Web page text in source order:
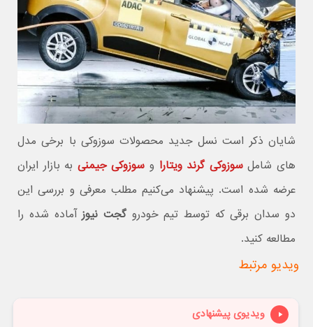
شایان ذکر است نسل جدید محصولات سوزوکی با برخی مدل
های شاملسوزوکی گرند ویتارا و سوزوکی جیمنی به بازار ایران
عرضه شده است. پیشنهاد می‌کنیم مطلب معرفی و بررسی این
دو سدان برقی که توسط تیم خودروگجت نیوز آماده شده را
مطالعه کنید.
ویدیو مرتبط
ویدیوی پیشنهادی